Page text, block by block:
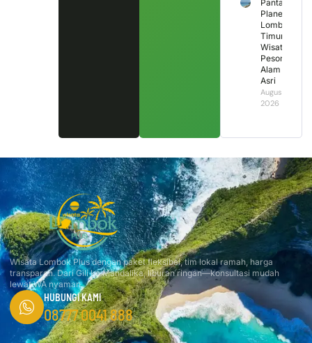
Pantai
Planet
Lombok
Timur,
Wisata
Pesona
Alam
Asri
August 1,
2026
Wisata Lombok Plus dengan paket fleksibel, tim lokal ramah, harga
transparan. Dari Gili ke Mandalika, liburan ringan—konsultasi mudah
lewat WA nyaman.
HUBUNGI KAMI
08777 0041 888